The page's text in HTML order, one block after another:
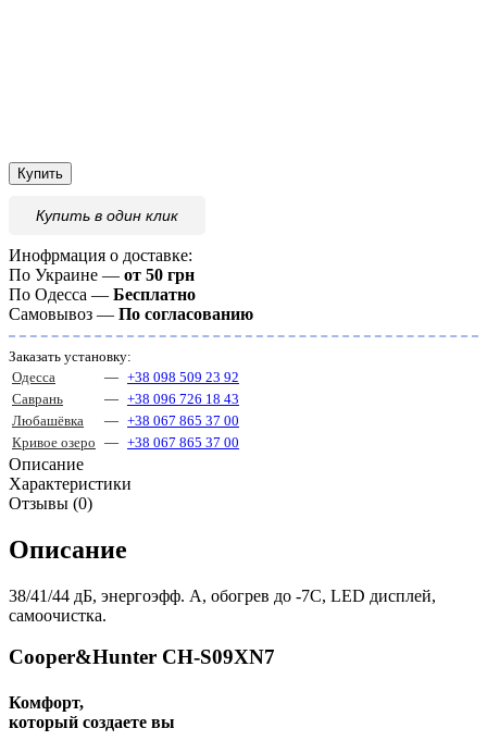
Купить
Купить в один клик
Инофрмация о доставке:
По Украине — от 50 грн
По Одесса — Бесплатно
Самовывоз — По согласованию
Заказать установку:
Одесса
— +38 098 509 23 92
Саврань
— +38 096 726 18 43
Любашёвка
— +38 067 865 37 00
Кривое озеро — +38 067 865 37 00
Описание
Характеристики
Отзывы (0)
Описание
38/41/44 дБ, энергоэфф. А, обогрев до -7С, LED дисплей,
самоочистка.
Cooper&Hunter CH-S09XN7
Комфорт,
который создаете вы